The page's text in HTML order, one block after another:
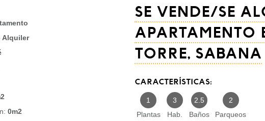
Alquiler
0m2
SE VENDE/SE
APARTAMENTO
TORRE, SABANA
CARACTERÍSTICAS:
1
Plantas
3
Hab.
2.5
Baños
2
Parqueos